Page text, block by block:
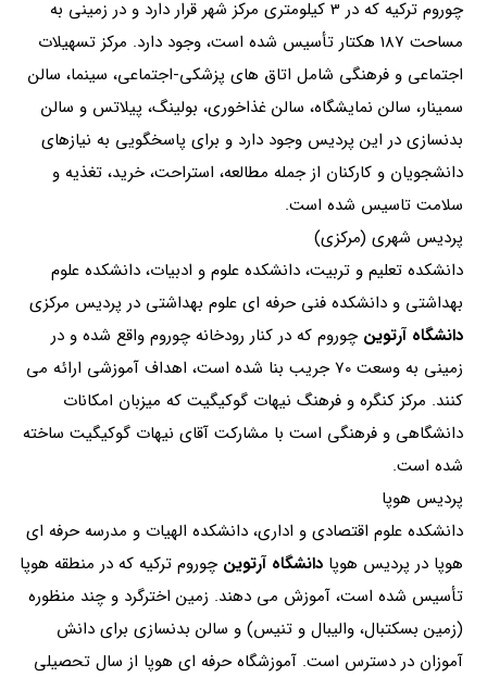
چوروم ترکیه که در 3 کیلومتری مرکز شهر قرار دارد و در زمینی به
مساحت 187 هکتار تأسیس شده است، وجود دارد. مرکز تسهیلات
اجتماعی و فرهنگی شامل اتاق های پزشکی-اجتماعی، سینما، سالن
سمینار، سالن نمایشگاه، سالن غذاخوری، بولینگ، پیلاتس و سالن
بدنسازی در این پردیس وجود دارد و برای پاسخگویی به نیازهای
دانشجویان و کارکنان از جمله مطالعه، استراحت، خرید، تغذیه و
سلامت تاسیس شده است.
پردیس شهری (مرکزی)
دانشکده تعلیم و تربیت، دانشکده علوم و ادبیات، دانشکده علوم
بهداشتی و دانشکده فنی حرفه ای علوم بهداشتی در پردیس مرکزی
دانشگاه آرتوین چوروم که در کنار رودخانه چوروم واقع شده و در
زمینی به وسعت 70 جریب بنا شده است، اهداف آموزشی ارائه می
کنند. مرکز کنگره و فرهنگ نیهات گوکیگیت که میزبان امکانات
دانشگاهی و فرهنگی است با مشارکت آقای نیهات گوکیگیت ساخته
شده است.
پردیس هوپا
دانشکده علوم اقتصادی و اداری، دانشکده الهیات و مدرسه حرفه ای
هوپا در پردیس هوپا دانشگاه آرتوین چوروم ترکیه که در منطقه هوپا
تأسیس شده است، آموزش می دهند. زمین اخترگرد و چند منظوره
(زمین بسکتبال، والیبال و تنیس) و سالن بدنسازی برای دانش
آموزان در دسترس است. آموزشگاه حرفه ای هوپا از سال تحصیلی